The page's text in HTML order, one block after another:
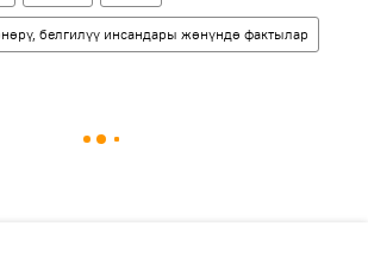
белгилүү инсандары жөнүндө фактылар